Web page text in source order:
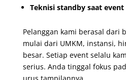
Teknisi standby saat
Pelanggan kami berasal dari
mulai dari UMKM, instansi,
besar. Setiap event selalu
serius. Anda tinggal fokus